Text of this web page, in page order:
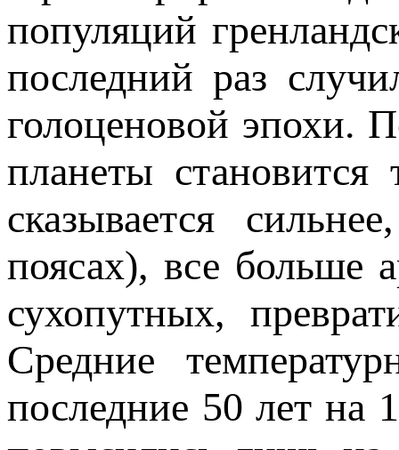
популяций
последний раз
голоценовой эпохи.
планеты становится
сказывается
поясах), все больше
сухопутных,
Средние
последние 50 лет на